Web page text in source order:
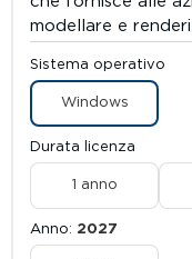
modellare e
Sistema operativo
Windows
Durata licenza
1 anno
Anno 2027